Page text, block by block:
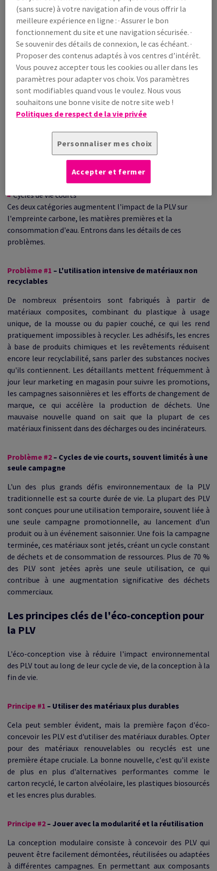
adoptent des solutions alternatives plus responsables. Cet
article explore les principes clés de l'éco-conception et les
étapes de l'intégration de l'éco-conception dans les PLV.
Les défis environnementaux de la PLV
traditionnelle
Bien qu'il s'agisse d'un outil marketing puissant, la PLV
traditionnelle pose de nombreux problèmes
environnementaux. Pour faciliter les choses, nous pouvons
Matériaux non recyclables
Cycles de vie courts
Ces deux catégories augmentent l'impact de la PLV sur
l'empreinte carbone, les matières premières et la
consommation d'eau. Entrons dans les détails de ces
problèmes.
Problème #1 – L'utilisation intensive de matériaux non
recyclables
De nombreux présentoirs sont fabriqués à partir de
matériaux composites, combinant du plastique à usage
unique, de la mousse ou du papier couché, ce qui les rend
pratiquement impossibles à recycler. Les adhésifs, les encres
à base de produits chimiques et les revêtements réduisent
encore leur recyclabilité, sans parler des substances nocives
qu'ils contiennent. Les détaillants mettent fréquemment à
jour leur marketing en magasin pour suivre les promotions,
les campagnes saisonnières et les efforts de changement de
marque, ce qui accélère la production de déchets. Une
mauvaise nouvelle quand on sait que la plupart de ces
matériaux finissent dans des décharges ou des incinérateurs.
Problème #2 – Cycles de vie courts, souvent limités à une
seule campagne
L'un des plus grands défis environnementaux de la PLV
traditionnelle est sa courte durée de vie. La plupart des PLV
sont conçues pour une utilisation temporaire, souvent liée à
une seule campagne promotionnelle, au lancement d'un
produit ou à un événement saisonnier. Une fois la campagne
terminée, ces matériaux sont jetés, créant un cycle constant
de déchets et de consommation de ressources. Plus de 70 %
des PLV sont jetées après une seule utilisation, ce qui
contribue à une augmentation significative des déchets
commerciaux.
Les principes clés de l'éco-conception pour
la PLV
L'éco-conception vise à réduire l'impact environnemental
des PLV tout au long de leur cycle de vie, de la conception à la
fin de vie.
Principe #1 – Utiliser des matériaux plus durables
Cela peut sembler évident, mais la première façon d'éco-
concevoir les PLV est d'utiliser des matériaux durables. Opter
pour des matériaux renouvelables ou recyclés est une
première étape cruciale. La bonne nouvelle, c'est qu'il existe
de plus en plus d'alternatives performantes comme le
carton recyclé, le carton alvéolaire, les plastiques biosourcés
et les encres plus durables.
Principe #2 – Jouer avec la modularité et la réutilisation
La conception modulaire consiste à concevoir des PLV qui
peuvent être facilement démontées, réutilisées ou adaptées
à différentes campagnes. En permettant aux composants
(sans sucre) à votre navigation afin de vous offrir la
meilleure expérience en ligne : · Assurer le bon
fonctionnement du site et une navigation sécurisée. ·
Se souvenir des détails de connexion, le cas échéant. ·
Proposer des contenus adaptés à vos centres d’intérêt.
Vous pouvez accepter tous les cookies ou aller dans les
paramètres pour adapter vos choix. Vos paramètres
sont modifiables quand vous le voulez. Nous vous
souhaitons une bonne visite de notre site web !
Politiques de respect de la vie privée
Personnaliser mes choix
Accepter et fermer